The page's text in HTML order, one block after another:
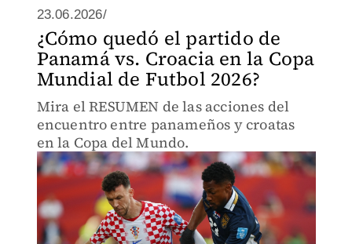
23.06.2026/
¿Cómo quedó el partido de
Panamá vs. Croacia en la Copa
Mundial de Futbol 2026?
Mira el RESUMEN de las acciones del
encuentro entre panameños y croatas
en la Copa del Mundo.